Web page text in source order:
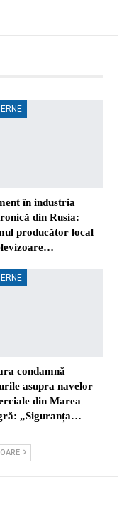
în industria
din Rusia:
producător local
condamnă
asupra navelor
din Marea
„Siguranța…